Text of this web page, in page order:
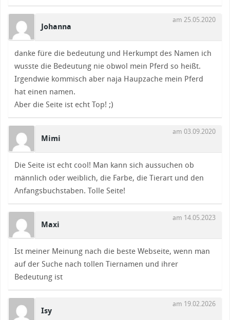
Johanna
am 25.05.2020
danke füre die bedeutung und Herkumpt des Namen ich
wusste die Bedeutung nie obwol mein Pferd so heißt.
Irgendwie kommisch aber naja Haupzache mein Pferd
hat einen namen.
Aber die Seite ist echt Top! ;)
Mimi
am 03.09.2020
Die Seite ist echt cool! Man kann sich aussuchen ob
männlich oder weiblich, die Farbe, die Tierart und den
Anfangsbuchstaben. Tolle Seite!
Maxi
am 14.05.2023
Ist meiner Meinung nach die beste Webseite, wenn man
auf der Suche nach tollen Tiernamen und ihrer
Bedeutung ist
Isy
am 19.02.2026